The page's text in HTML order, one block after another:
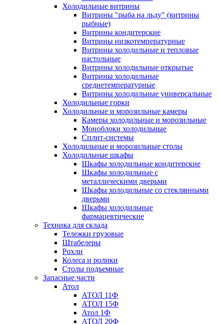
Холодильные витрины
Витрины "рыба на льду" (витрины
рыбные)
Витрины кондитерские
Витрины низкотемпературные
Витрины холодильные и тепловые
настольные
Витрины холодильные открытые
Витрины холодильные
среднетемпературные
Витрины холодильные универсальные
Холодильные горки
Холодильные и морозильные камеры
Камеры холодильные и морозильные
Моноблоки холодильные
Сплит-системы
Холодильные и морозильные столы
Холодильные шкафы
Шкафы холодильные кондитерские
Шкафы холодильные с
металлическими дверьми
Шкафы холодильные со стеклянными
дверьми
Шкафы холодильные
фармацевтические
Техника для склада
Тележки грузовые
Штабелеры
Рохли
Колеса и ролики
Столы подъемные
Запасные части
Атол
АТОЛ 11Ф
АТОЛ 15Ф
Атол 1Ф
АТОЛ 20Ф